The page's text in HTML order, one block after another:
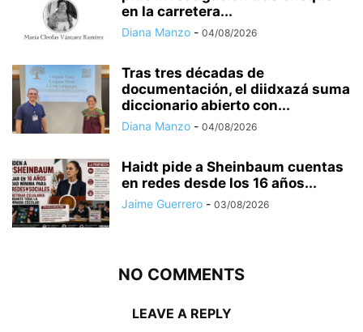
en la carretera...
Diana Manzo - 04/08/2026
Tras tres décadas de
documentación, el diidxazá suma
diccionario abierto con...
Diana Manzo - 04/08/2026
Haidt pide a Sheinbaum cuentas
en redes desde los 16 años...
Jaime Guerrero - 03/08/2026
NO COMMENTS
LEAVE A REPLY